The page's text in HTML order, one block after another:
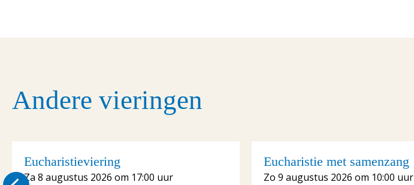
Andere vieringen
Eucharistieviering
Za 8 augustus 2026 om 17:00 uur
Eucharistie met samenzang
Zo 9 augustus 2026 om 10:00 uur